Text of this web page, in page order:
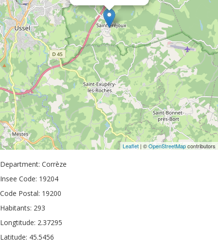
Leaflet | ©OpenStreetMapcontributors
Department: Corrèze
Insee Code: 19204
Code Postal: 19200
Habitants: 293
Longtitude: 2.37295
Latitude: 45.5456